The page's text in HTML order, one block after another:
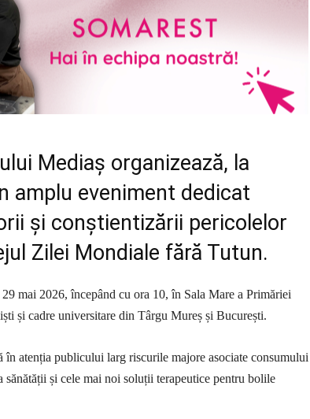
Mediaș organizează, la
amplu eveniment dedicat
și conștientizării pericolelor
Zilei Mondiale fără Tutun.
mai 2026, începând cu ora 10, în Sala Mare a Primăriei
și cadre universitare din Târgu Mureș și București.
în atenția publicului larg riscurile majore asociate consumului
sănătății și cele mai noi soluții terapeutice pentru bolile